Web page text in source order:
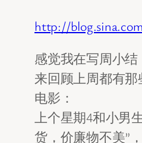
http://
感觉我在写周小结
来回顾上周都有那
电影：
上个星期4和小
货，价廉物不美”